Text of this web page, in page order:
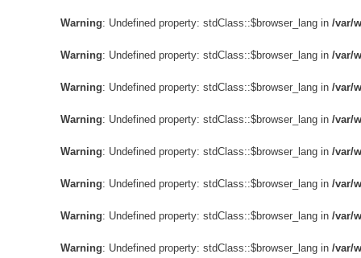
Warning: Undefined property: stdClass::$browser_lang in /var/
Warning: Undefined property: stdClass::$browser_lang in /var/
Warning: Undefined property: stdClass::$browser_lang in /var/
Warning: Undefined property: stdClass::$browser_lang in /var/
Warning: Undefined property: stdClass::$browser_lang in /var/
Warning: Undefined property: stdClass::$browser_lang in /var/
Warning: Undefined property: stdClass::$browser_lang in /var/
Warning: Undefined property: stdClass::$browser_lang in /var/